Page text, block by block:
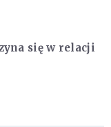
się w relacji